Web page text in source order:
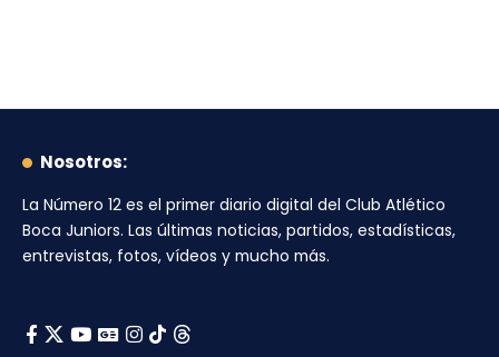
Nosotros:
La Número 12 es el primer diario digital del Club Atlético
Boca Juniors. Las últimas noticias, partidos, estadísticas,
entrevistas, fotos, vídeos y mucho más.